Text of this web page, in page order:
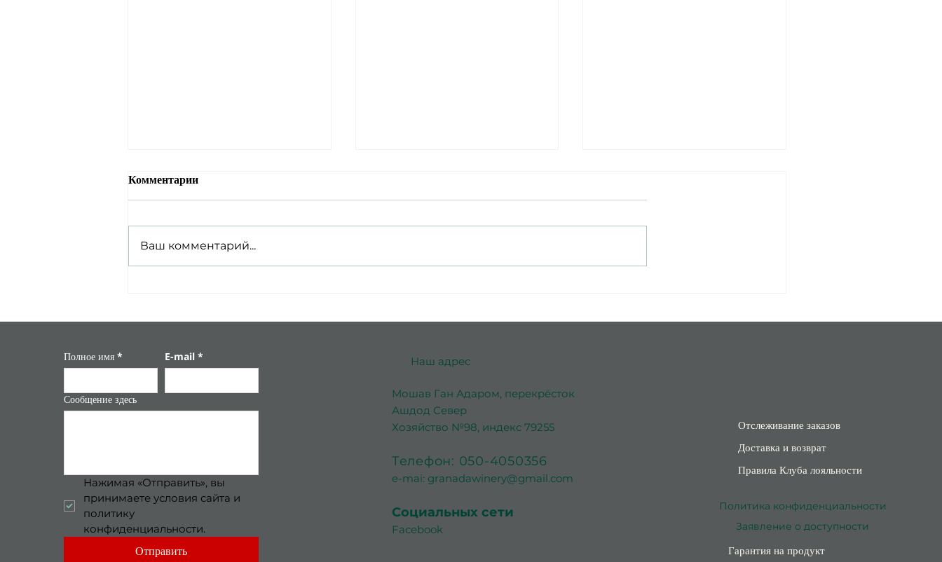
Комментарии
Ваш комментарий...
Полное имя * E-mail *
Сообщение здесь
Нажимая «Отправить», вы
принимаете условия сайта и
политику
конфиденциальности.
Отправить
Наш адрес
Мошав Ган Адаром, перекрёсток
Ашдод Север
Хозяйство №98, индекс 79255
Телефон: 050-4050356
e-mai: granadawinery@gmail.com
Социальных сети
Facebook
Отслеживание заказов
Доставка и возврат
Правила Клуба лояльности
Политика конфиденциальности
Заявление о доступности
Гарантия на продукт